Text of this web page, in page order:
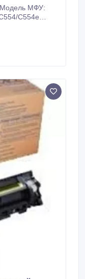
Модель МФУ:
C554e
100%
на наш сайт
Кит по